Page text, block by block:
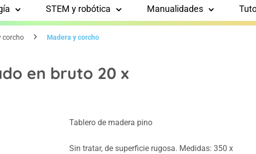
STEM y robótica Manualidades
corcho Madera y corcho
en bruto 20 x
Tablero de madera pino
Sin tratar, de superficie rugosa. Medidas: 350 x